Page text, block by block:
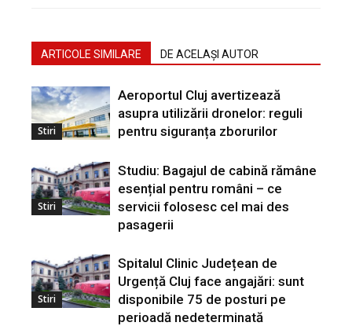
ARTICOLE SIMILARE DE ACELAȘI AUTOR
Stiri
Aeroportul Cluj avertizează
asupra utilizării dronelor: reguli
pentru siguranța zborurilor
Stiri
Studiu: Bagajul de cabină rămâne
esențial pentru români – ce
servicii folosesc cel mai des
pasagerii
Stiri
Spitalul Clinic Județean de
Urgență Cluj face angajări: sunt
disponibile 75 de posturi pe
perioadă nedeterminată